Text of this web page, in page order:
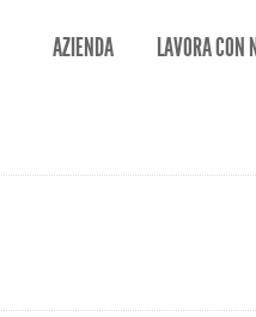
AZIENDA LAVORA CON